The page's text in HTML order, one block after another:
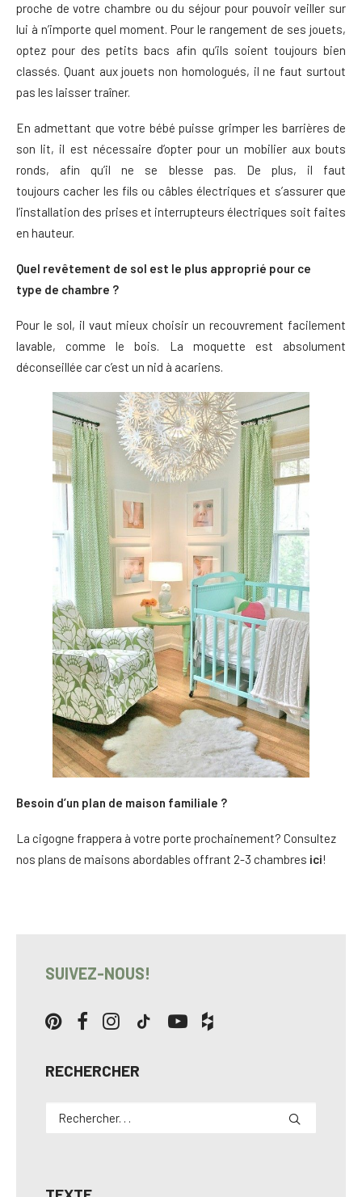
proche de votre chambre ou du séjour pour pouvoir veiller sur
lui à n’importe quel moment. Pour le rangement de ses jouets,
optez pour des petits bacs afin qu’ils soient toujours bien
classés. Quant aux jouets non homologués, il ne faut surtout
pas les laisser traîner.
En admettant que votre bébé puisse grimper les barrières de
son lit, il est nécessaire d’opter pour un mobilier aux bouts
ronds, afin qu’il ne se blesse pas. De plus, il faut
toujours cacher les fils ou câbles électriques et s’assurer que
l’installation des prises et interrupteurs électriques soit faites
en hauteur.
Quel revêtement de sol est le plus approprié pour ce
type de chambre ?
Pour le sol, il vaut mieux choisir un recouvrement facilement
lavable, comme le bois. La moquette est absolument
déconseillée car c’est un nid à acariens.
Besoin d’un plan de maison familiale ?
La cigogne frappera à votre porte prochainement? Consultez
nos plans de maisons abordables offrant 2-3 chambres ici!
SUIVEZ-NOUS!
RECHERCHER